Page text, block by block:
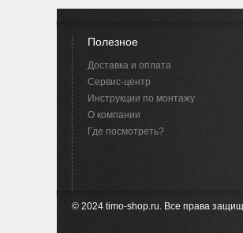
Полезное
Доставка и оплата
Сервис-центр
Инструкции по монтажу
O компании
Где посмотреть?
© 2024 timo-shop.ru. Все права